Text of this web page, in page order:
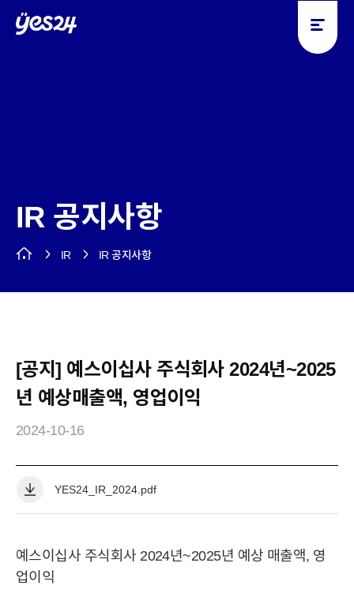
y
y
IR 공지사항
IR IR 공지사항
[공지] 예스이십사 주식회사 2024년~2025
년 예상매출액, 영업이익
2024-10-16
공
지
항
상
YES24_IR_2024.pdf
예스이십사 주식회사 2024년~2025년 예상 매출액, 영
업이익